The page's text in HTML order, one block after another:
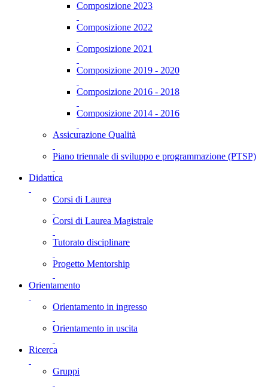
Composizione 2023
Composizione 2022
Composizione 2021
Composizione 2019 - 2020
Composizione 2016 - 2018
Composizione 2014 - 2016
Assicurazione Qualità
Piano triennale di sviluppo e programmazione (PTSP)
Didattica
Corsi di Laurea
Corsi di Laurea Magistrale
Tutorato disciplinare
Progetto Mentorship
Orientamento
Orientamento in ingresso
Orientamento in uscita
Ricerca
Gruppi